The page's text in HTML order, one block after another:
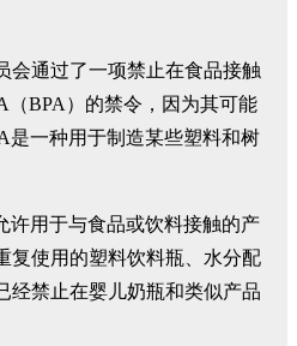
会通过了一项禁止在食品接触
（BPA）的禁令，因为其可能
是一种用于制造某些塑料和树
许用于与食品或饮料接触的产
复使用的塑料饮料瓶、水分配
经禁止在婴儿奶瓶和类似产品